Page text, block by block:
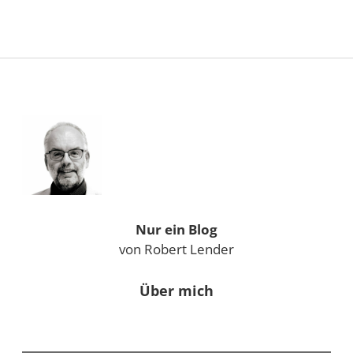
Sidebar
Nur ein Blog
von Robert Lender
Über mich